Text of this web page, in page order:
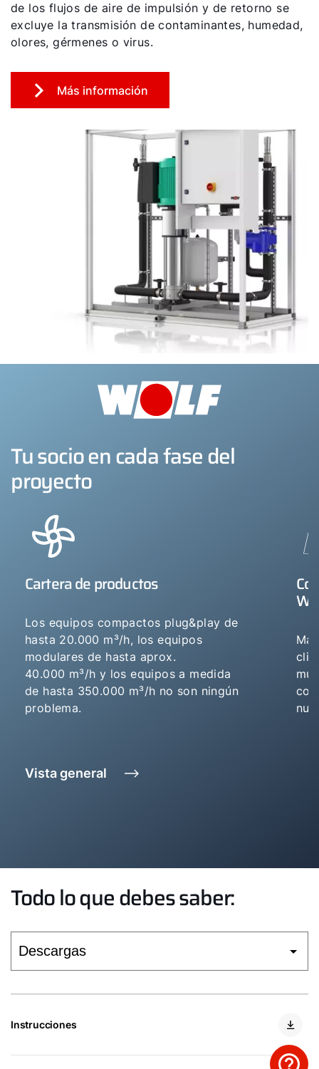
de los flujos de aire de impulsión y de retorno se
excluye la transmisión de contaminantes, humedad,
olores, gérmenes o virus.
Más información
Tu socio en cada fase del
proyecto
Cartera de productos
Los equipos compactos plug&play de
hasta 20.000 m³/h, los equipos
modulares de hasta aprox.
40.000 m³/h y los equipos a medida
de hasta 350.000 m³/h no son ningún
problema.
Vista general
Todo lo que debes saber:
Instrucciones